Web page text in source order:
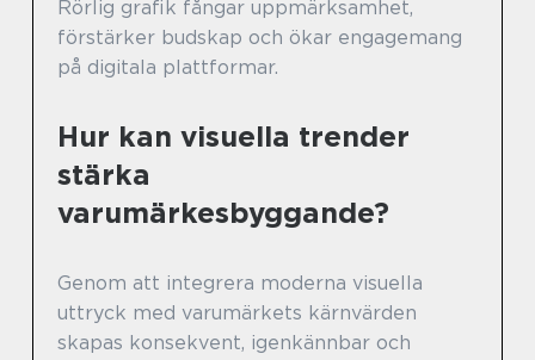
Rörlig grafik fångar uppmärksamhet,
förstärker budskap och ökar engagemang
på digitala plattformar.
Hur kan visuella trender
stärka
varumärkesbyggande?
Genom att integrera moderna visuella
uttryck med varumärkets kärnvärden
skapas konsekvent, igenkännbar och